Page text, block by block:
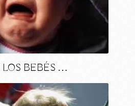
LOS BEBÉS …